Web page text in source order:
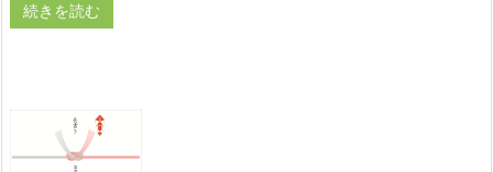
続きを読む